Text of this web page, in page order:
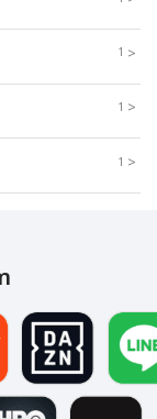
1 >
1 >
1 >